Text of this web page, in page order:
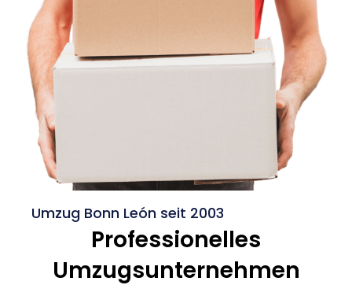
Umzug Bonn León seit 2003
Professionelles
Umzugsunternehmen